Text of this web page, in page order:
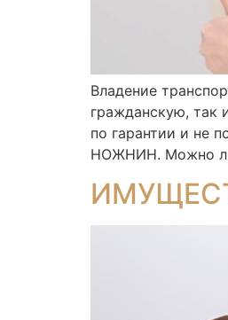
Владение
гражданскую, так
по гарантии и не
НОЖНИН. Можно ли